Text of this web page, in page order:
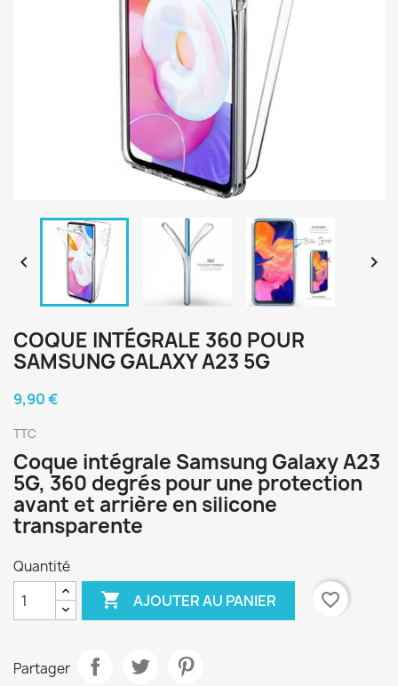
 
COQUE INTÉGRALE 360 POUR
SAMSUNG GALAXY A23 5G
9,90 €
TTC
Coque intégrale Samsung Galaxy A23
5G, 360 degrés pour une protection
avant et arrière en silicone
transparente
Quantité
 AJOUTER AU PANIER favorite_border
Partager